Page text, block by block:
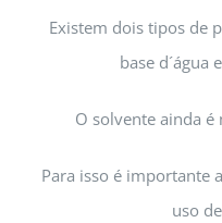
Existem dois tipos de
base d´água
O solvente ainda
Para isso é importante
uso